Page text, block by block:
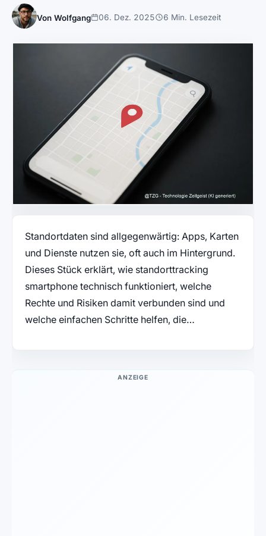
Von Wolfgang 06. Dez. 2025 6 Min. Lesezeit
Standortdaten sind allgegenwärtig: Apps, Karten
und Dienste nutzen sie, oft auch im Hintergrund.
Dieses Stück erklärt, wie standorttracking
smartphone technisch funktioniert, welche
Rechte und Risiken damit verbunden sind und
welche einfachen Schritte helfen, die…
ANZEIGE